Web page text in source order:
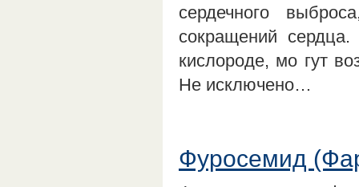
сердечного
сокращений
кислороде, мо гут
Не исключено…
Фуросемид